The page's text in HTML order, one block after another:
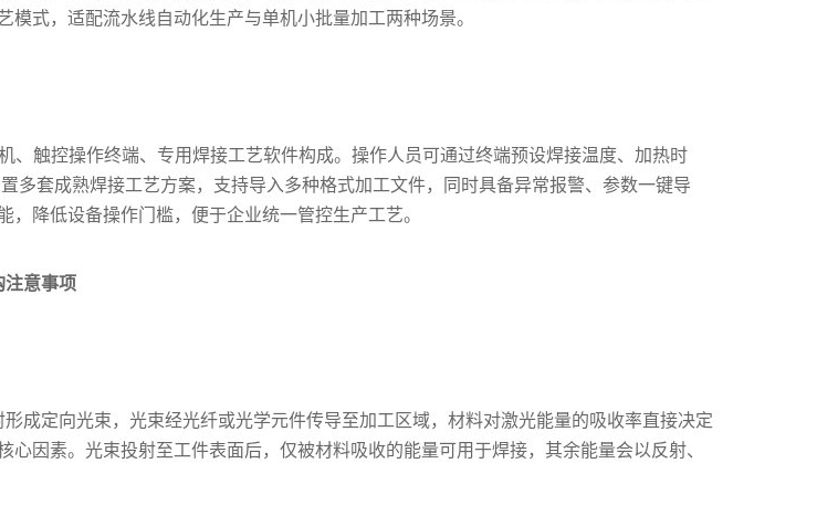
模式，适配流水线自动化生产与单机小批量加工两种场景。
、触控操作终端、专用焊接工艺软件构成。操作人员可通过终端预设焊接温度、加热时
多套成熟焊接工艺方案，支持导入多种格式加工文件，同时具备异常报警、参数一键导
，降低设备操作门槛，便于企业统一管控生产工艺。
注意事项
成定向光束，光束经光纤或光学元件传导至加工区域，材料对激光能量的吸收率直接决定
心因素。光束投射至工件表面后，仅被材料吸收的能量可用于焊接，其余能量会以反射、